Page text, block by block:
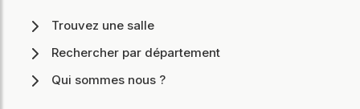
Trouvez une salle
Rechercher par département
Qui sommes nous ?